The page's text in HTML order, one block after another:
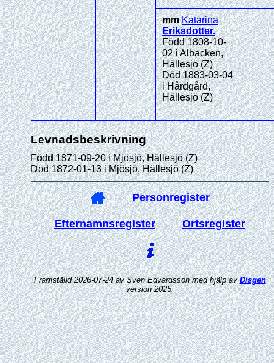
mmKatarina
Eriksdotter.
Född 1808-10-
02 i Albacken,
Hällesjö (Z)
Död 1883-03-04
i Hårdgård,
Hällesjö (Z)
Levnadsbeskrivning
Född 1871-09-20 i Mjösjö, Hällesjö (Z)
Död 1872-01-13 i Mjösjö, Hällesjö (Z)
Personregister
Efternamnsregister Ortsregister
Framställd 2026-07-24 av Sven Edvardsson med hjälp avDisgen
version 2025.